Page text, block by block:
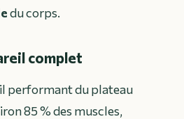
du corps.
complet
performant du plateau
85 % des muscles,